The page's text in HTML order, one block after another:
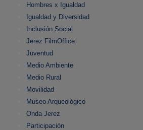
Hombres x Igualdad
Igualdad y Diversidad
Inclusión Social
Jerez FilmOffice
Juventud
Medio Ambiente
Medio Rural
Movilidad
Museo Arqueológico
Onda Jerez
Participación